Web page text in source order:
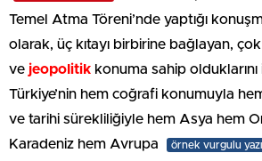
Temel Atma Töreni’nde yaptığı
olarak, üç kıtayı birbirine bağlayan,
ve jeopolitik konuma sahip
Türkiye’nin hem coğrafi konumuyla
ve tarihi sürekliliğiyle hem Asya hem
Karadeniz hem Avrupa
örnek vurgulu yazı